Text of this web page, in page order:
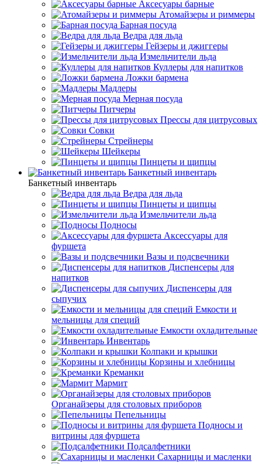
Аксесуары барные
Атомайзеры и риммеры
Барная посуда
Ведра для льда
Гейзеры и джиггеры
Измельчители льда
Куллеры для напитков
Ложки бармена
Мадлеры
Мерная посуда
Питчеры
Прессы для цитрусовых
Совки
Стрейнеры
Шейкеры
Пинцеты и щипцы
Банкетный инвентарь
Банкетный инвентарь
Ведра для льда
Пинцеты и щипцы
Измельчители льда
Подносы
Аксессуары для
фуршета
Вазы и подсвечники
Диспенсеры для
напитков
Диспенсеры для
сыпучих
Емкости и
мельницы для специй
Емкости охладительные
Инвентарь
Колпаки и крышки
Корзины и хлебницы
Креманки
Мармит
Органайзеры для столовых приборов
Пепельницы
Подносы и
витрины для фуршета
Подсалфетники
Сахарницы и масленки